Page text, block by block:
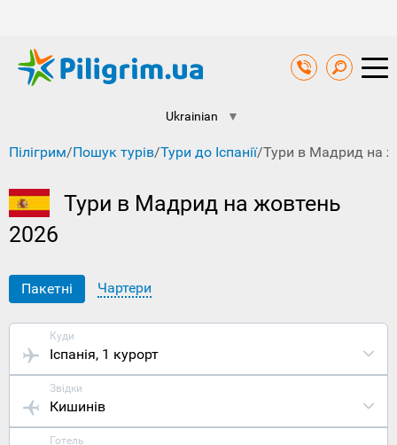
Ukrainian ▼
Пілігрим/Пошук турів/Тури до Іспанії/Тури в Мадрид на
Тури в Мадрид на жовтень
2026
Пакетні Чартери
Куди
Іспанія, 1 курорт
Звідки
Кишинів
Готель